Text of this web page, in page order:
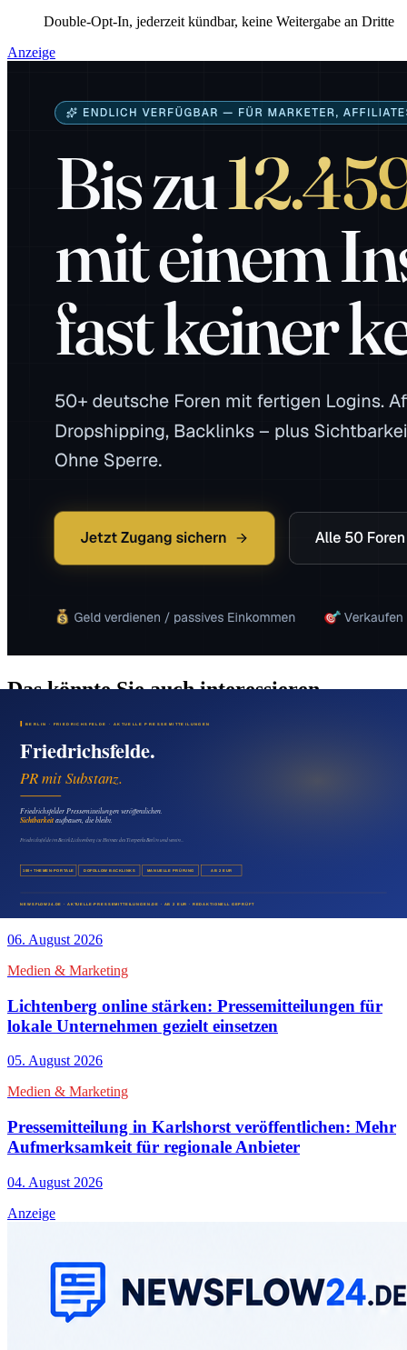
Double-Opt-In, jederzeit kündbar, keine Weitergabe an Dritte
Anzeige
Das könnte Sie auch interessieren
Medien & Marketing
Malchow digital sichtbar machen: Mit
Pressemitteilungen lokale Reichweite aufbauen
07. August 2026
Sichtbarkeit für Unternehmer am Berliner Rand
06. August 2026
Medien & Marketing
Lichtenberg online stärken: Pressemitteilungen für
lokale Unternehmen gezielt einsetzen
05. August 2026
Medien & Marketing
Pressemitteilung in Karlshorst veröffentlichen: Mehr
Aufmerksamkeit für regionale Anbieter
04. August 2026
Anzeige